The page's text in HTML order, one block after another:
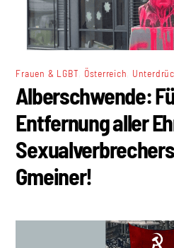
Frauen & LGBT Österreich
Alberschwende:
Entfernung aller
Gmeiner!